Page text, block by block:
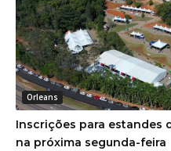
Orleans
Inscrições para estandes
na próxima segunda-feira